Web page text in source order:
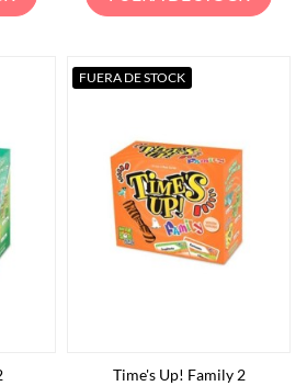
Time's Up! Family 2
FUERA DE STOCK